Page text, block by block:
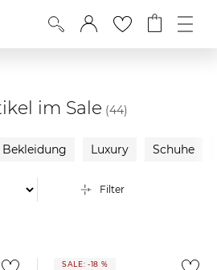
im Sale (44)
Bekleidung Luxury Schuhe
Filter
SALE: -18 %